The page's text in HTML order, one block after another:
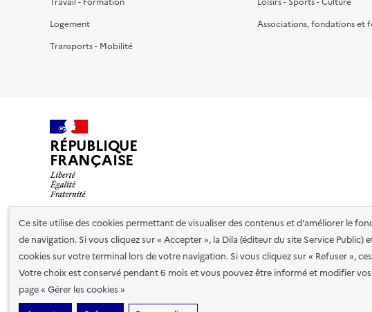
Ce site utilise des cookies permettant de visualiser des contenus et d'améliorer le
de navigation. Si vous cliquez sur « Accepter », la Dila (éditeur du site Service Public)
cookies sur votre terminal lors de votre navigation. Si vous cliquez sur « Refuser »,
Votre choix est conservé pendant 6 mois et vous pouvez être informé et modifier
page « Gérer les cookies »
Logement
Transports - Mobilité
Associations, fondations et
RÉPUBLIQUE
FRANÇAISE
Nos partenaires
Plan du site Accessibilité : totalement conforme